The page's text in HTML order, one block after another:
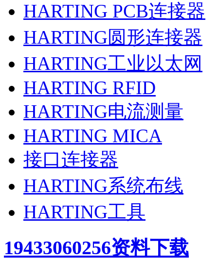
HARTING PCB连接器
HARTING圆形连接器
HARTING工业以太网
HARTING RFID
HARTING电流测量
HARTING MICA
接口连接器
HARTING系统布线
HARTING工具
19433060256资料下载